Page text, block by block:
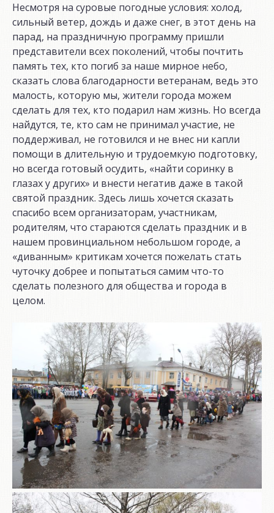
Несмотря на суровые погодные условия: холод,
сильный ветер, дождь и даже снег, в этот день на
парад, на праздничную программу пришли
представители всех поколений, чтобы почтить
память тех, кто погиб за наше мирное небо,
сказать слова благодарности ветеранам, ведь это
малость, которую мы, жители города можем
сделать для тех, кто подарил нам жизнь. Но всегда
найдутся, те, кто сам не принимал участие, не
поддерживал, не готовился и не внес ни капли
помощи в длительную и трудоемкую подготовку,
но всегда готовый осудить, «найти соринку в
глазах у других» и внести негатив даже в такой
святой праздник. Здесь лишь хочется сказать
спасибо всем организаторам, участникам,
родителям, что стараются сделать праздник и в
нашем провинциальном небольшом городе, а
«диванным» критикам хочется пожелать стать
чуточку добрее и попытаться самим что-то
сделать полезного для общества и города в
целом.